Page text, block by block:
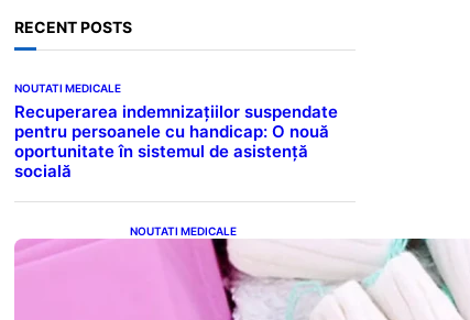
RECENT POSTS
NOUTATI MEDICALE
Recuperarea indemnizațiilor suspendate
pentru persoanele cu handicap: O nouă
oportunitate în sistemul de asistență
socială
NOUTATI MEDICALE
Tampoanele menstruale: O
analiză profundă a riscurilor
legate de metale toxice